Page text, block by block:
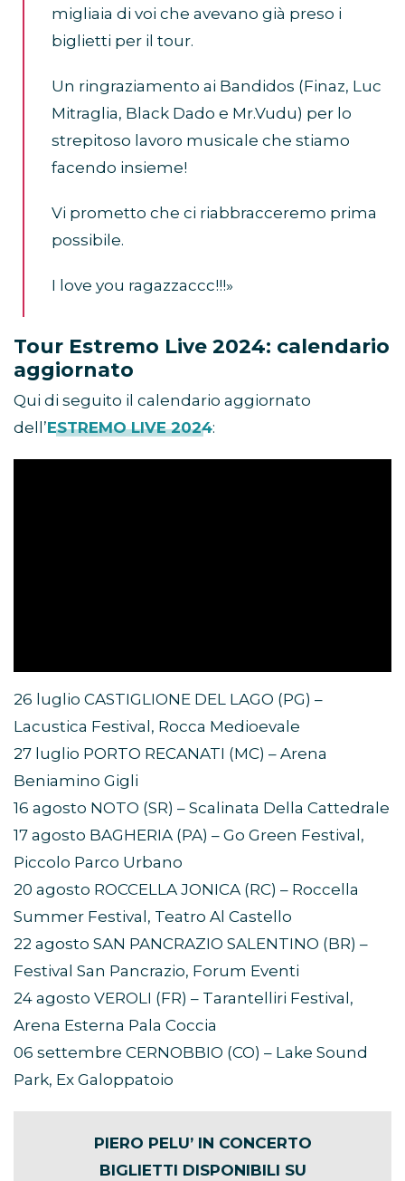
migliaia di voi che avevano già preso i
biglietti per il tour.
Un ringraziamento ai Bandidos (Finaz, Luc
Mitraglia, Black Dado e Mr.Vudu) per lo
strepitoso lavoro musicale che stiamo
facendo insieme!
Vi prometto che ci riabbracceremo prima
possibile.
I love you ragazzaccc!!!»
Tour Estremo Live 2024: calendario
aggiornato
Qui di seguito il calendario aggiornato
dell’ESTREMO LIVE 2024:
26 luglio CASTIGLIONE DEL LAGO (PG) –
Lacustica Festival, Rocca Medioevale
27 luglio PORTO RECANATI (MC) – Arena
Beniamino Gigli
16 agosto NOTO (SR) – Scalinata Della Cattedrale
17 agosto BAGHERIA (PA) – Go Green Festival,
Piccolo Parco Urbano
20 agosto ROCCELLA JONICA (RC) – Roccella
Summer Festival, Teatro Al Castello
22 agosto SAN PANCRAZIO SALENTINO (BR) –
Festival San Pancrazio, Forum Eventi
24 agosto VEROLI (FR) – Tarantelliri Festival,
Arena Esterna Pala Coccia
06 settembre CERNOBBIO (CO) – Lake Sound
Park, Ex Galoppatoio
PIERO PELU’ IN CONCERTO
BIGLIETTI DISPONIBILI SU